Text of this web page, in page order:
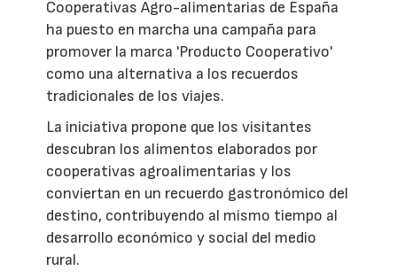
Cooperativas Agro-alimentarias de España
ha puesto en marcha una campaña para
promover la marca 'Producto Cooperativo'
como una alternativa a los recuerdos
tradicionales de los viajes.
La iniciativa propone que los visitantes
descubran los alimentos elaborados por
cooperativas agroalimentarias y los
conviertan en un recuerdo gastronómico del
destino, contribuyendo al mismo tiempo al
desarrollo económico y social del medio
rural.